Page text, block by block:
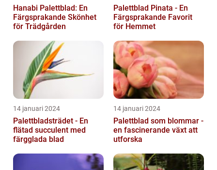
Hanabi Palettblad: En
Färgsprakande Skönhet
för Trädgården
Palettblad Pinata - En
Färgsprakande Favorit
för Hemmet
14 januari 2024
Palettbladsträdet - En
flätad succulent med
färgglada blad
14 januari 2024
Palettblad som blommar -
en fascinerande växt att
utforska